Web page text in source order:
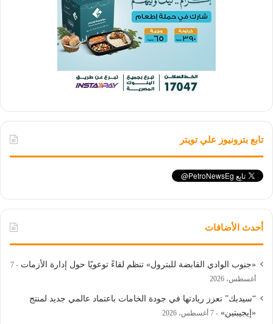
تابع بترونيوز علي تويتر
أحدث الأضافات
«جنوب الوادي القابضة للبترول» تنظم لقاءً توعويًا حول إدارة الأزمات
7
أغسطس، 2026
“سيدبك” تعزز ريادتها في جودة الخامات باعتماد عالمي جديد لمنتج
«إيجيبتين»
7 أغسطس، 2026